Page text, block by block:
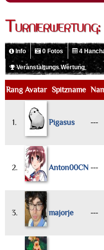
Info 0 Fotos 4
Veranstaltungs Wertung
Rang Avatar Spitzname
1. Pigasus ---
2. Anton00CN ---
3. majorje ---